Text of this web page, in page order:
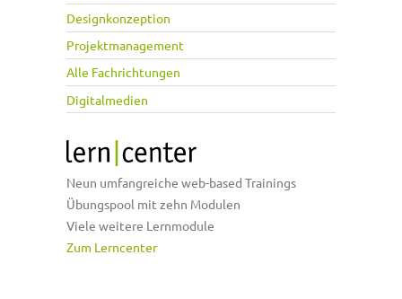
Designkonzeption
Projektmanagement
Alle Fachrichtungen
Digitalmedien
Neun umfangreiche web-based Trainings
Übungspool mit zehn Modulen
Viele weitere Lernmodule
Zum Lerncenter